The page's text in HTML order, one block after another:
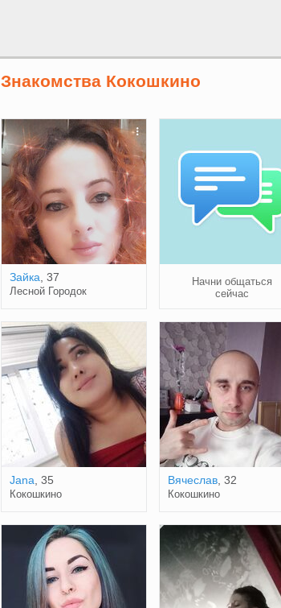
Знакомства Кокошкино
Зайка , 37
Лесной Городок
Начни общаться
сейчас
Jana , 35
Кокошкино
Вячеслав, 32
Кокошкино